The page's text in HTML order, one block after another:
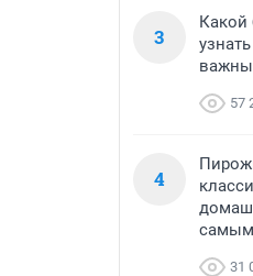
3
Какой
57
4
самым
31